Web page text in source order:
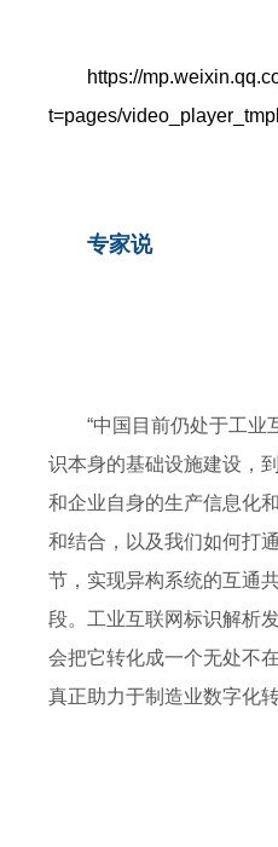
https://
t=pages/
专家说
“中国目前仍处于工业
识本身的基础设施建设，
和企业自身的生产信息化
和结合，以及我们如何打
节，实现异构系统的互通
段。工业互联网标识解析
会把它转化成一个无处不
真正助力于制造业数字化